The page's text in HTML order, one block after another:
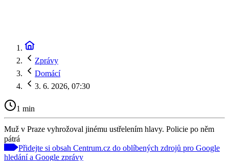
Zprávy
Domácí
3. 6. 2026, 07:30
1 min
Muž v Praze vyhrožoval jinému ustřelením hlavy. Policie po něm
pátrá
Přidejte si obsah Centrum.cz do oblíbených zdrojů pro Google
hledání a Google zprávy